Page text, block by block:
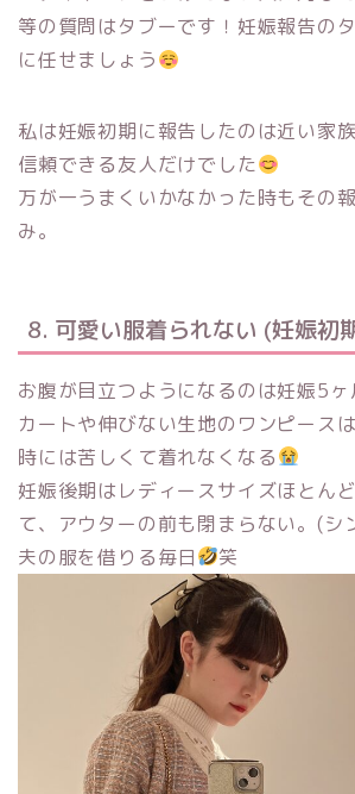
等の質問はタブーです！妊娠報告の
に任せましょう
私は妊娠初期に報告したのは近い家
信頼できる友人だけでした
万が一うまくいかなかった時もその
み。
8. 可愛い服着られない (妊娠初
お腹が目立つようになるのは妊娠5
カートや伸びない生地のワンピース
時には苦しくて着れなくなる
妊娠後期はレディースサイズほとん
て、アウターの前も閉まらない。(シ
夫の服を借りる毎日
笑